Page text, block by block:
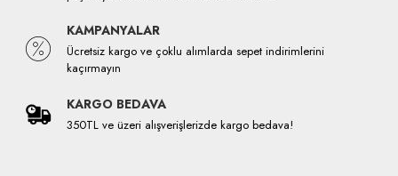
KAMPANYALAR
Ücretsiz kargo ve çoklu alımlarda sepet indirimlerini
kaçırmayın
KARGO BEDAVA
350TL ve üzeri alışverişlerizde kargo bedava!